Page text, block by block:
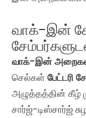
வாக்-இன்
வாக்-இன்
செல்கள்
அழுத்தத்தின் கீழ்
சார்ஜ்-டிஸ்சார்ஜ்